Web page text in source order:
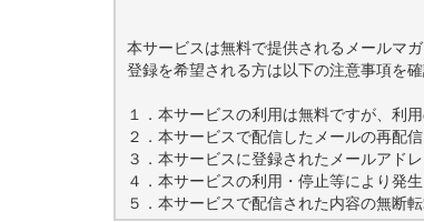
本サービスは無料で提供されるメールマガ
登録を希望される方は以下の注意事項を確
１．本サービスの利用は無料ですが、利
２．本サービスで配信したメールの再配
３．本サービスに登録されたメールアド
４．本サービスの利用・停止等により発
５．本サービスで配信された内容の無断